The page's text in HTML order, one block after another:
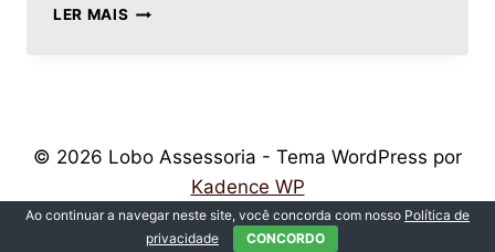
LER MAIS
© 2026 Lobo Assessoria - Tema WordPress por
Kadence WP
Ao continuar a navegar neste site, você concorda com nosso Política de
privacidade
CONCORDO